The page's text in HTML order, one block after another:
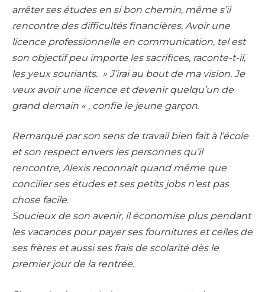
arrêter ses études en si bon chemin, même s’il
rencontre des difficultés financières. Avoir une
licence professionnelle en communication, tel est
son objectif peu importe les sacrifices, raconte-t-il,
les yeux souriants. » J’irai au bout de ma vision. Je
veux avoir une licence et devenir quelqu’un de
grand demain « , confie le jeune garçon.
Remarqué par son sens de travail bien fait à l’école
et son respect envers les personnes qu’il
rencontre, Alexis reconnaît quand même que
concilier ses études et ses petits jobs n’est pas
chose facile.
Soucieux de son avenir, il économise plus pendant
les vacances pour payer ses fournitures et celles de
ses frères et aussi ses frais de scolarité dès le
premier jour de la rentrée.